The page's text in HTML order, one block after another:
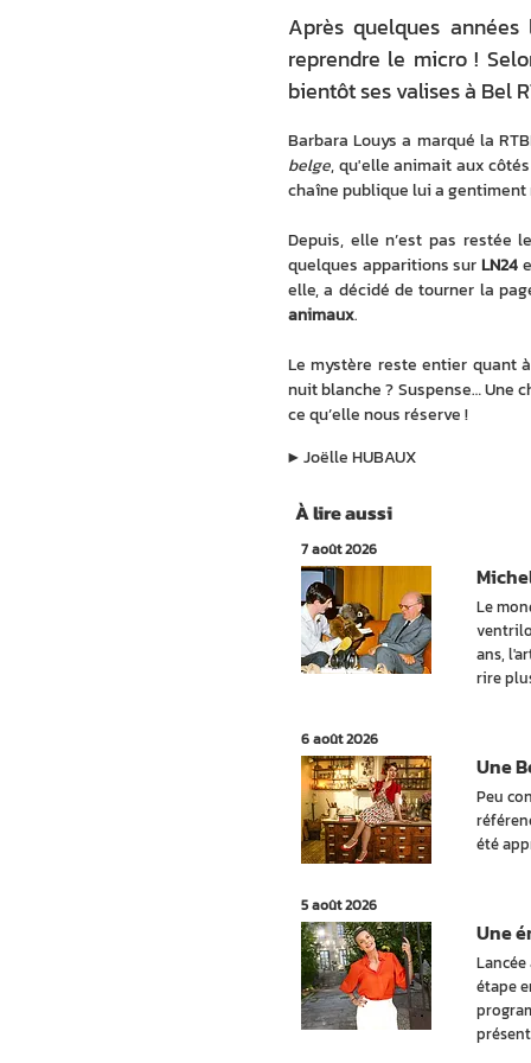
Après quelques
reprendre le micro !
bientôt ses valises à Bel
Barbara Louys a marqué la
belge, qu'elle animait aux
chaîne publique lui a
Depuis, elle n’est pas restée
quelques apparitions sur LN24
elle, a décidé de tourner la
animaux.
Le mystère reste entier quant
nuit blanche ? Suspense… Une
ce qu’elle nous réserve !
Joëlle HUBAUX
▶︎
À lire aussi
7 août 2026
Le
ans,
rire
6 août 2026
Peu
été
Une
5 août 2026
étape
Une